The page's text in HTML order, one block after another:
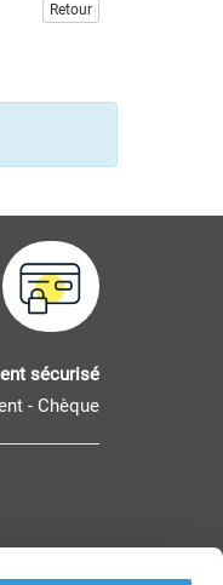
Retour
sécurisé
- Chèque